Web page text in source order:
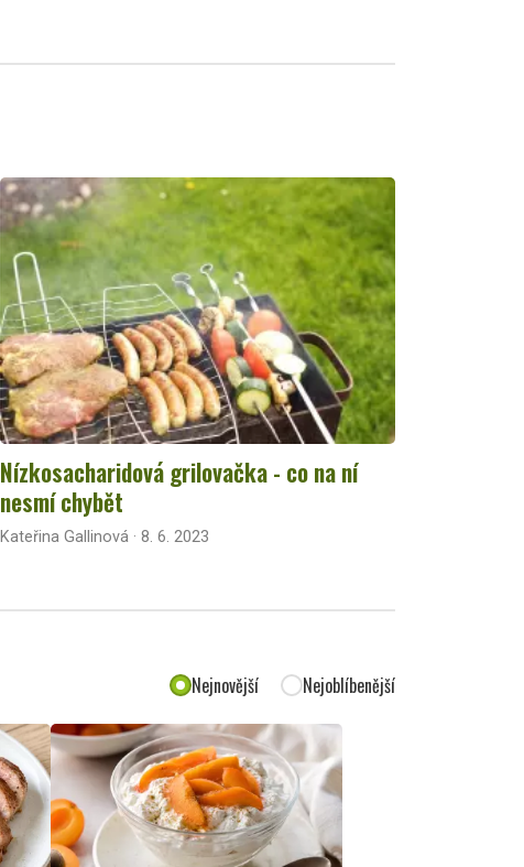
Nízkosacharidová grilovačka - co na ní
nesmí chybět
Kateřina Gallinová · 8. 6. 2023
Nejnovější Nejoblíbenější